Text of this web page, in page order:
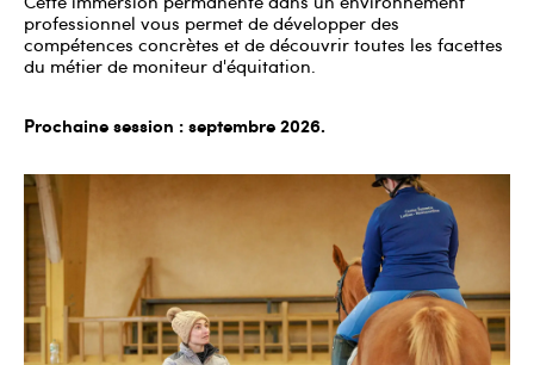
professionnel vous permet de développer des
compétences concrètes et de découvrir toutes les facettes
du métier de moniteur d'équitation.
Prochaine session : septembre 2026.